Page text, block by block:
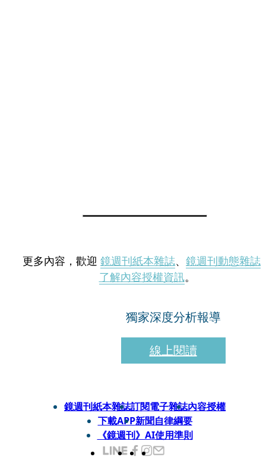
更多內容，歡迎 鏡週刊紙本雜誌、 鏡週刊動態雜誌
了解內容授權資訊。
獨家深度分析報導
線上閱讀
鏡週刊紙本雜誌訂閱電子雜誌內容授權
下載APP新聞自律綱要
《鏡週刊》AI使用準則